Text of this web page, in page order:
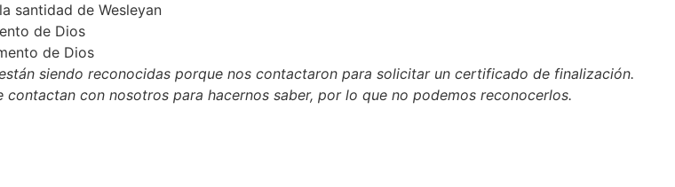
santidad de Wesleyan
de Dios
de Dios
siendo reconocidas porque nos contactaron para solicitar un certificado de finalización.
con nosotros para hacernos saber, por lo que no podemos reconocerlos.